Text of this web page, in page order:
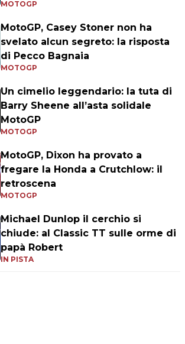
MOTOGP
MotoGP, Casey Stoner non ha
svelato alcun segreto: la risposta
di Pecco Bagnaia
MOTOGP
Un cimelio leggendario: la tuta di
Barry Sheene all’asta solidale
MotoGP
MOTOGP
MotoGP, Dixon ha provato a
fregare la Honda a Crutchlow: il
retroscena
MOTOGP
Michael Dunlop il cerchio si
chiude: al Classic TT sulle orme di
papà Robert
IN PISTA